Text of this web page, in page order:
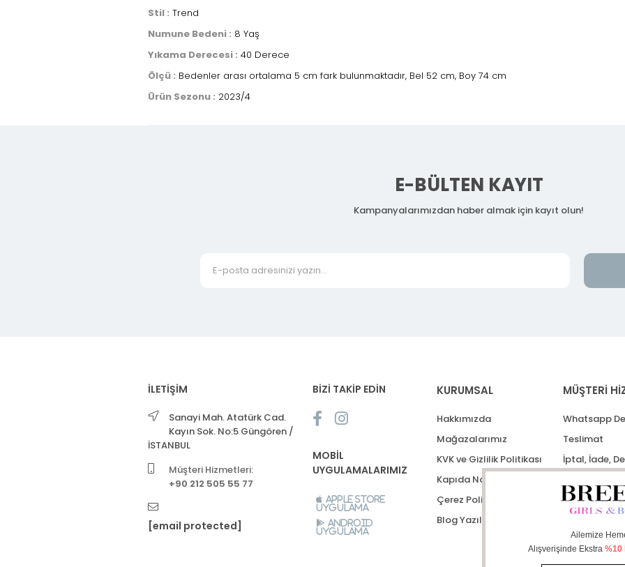
Stil : Trend
Numune Bedeni : 8 Yaş
Yıkama Derecesi : 40 Derece
Ölçü : Bedenler arası ortalama 5 cm fark bulunmaktadır, Bel 52 cm, Boy 74 cm
Ürün Sezonu : 2023/4
E-BÜLTEN KAYIT
Kampanyalarımızdan haber almak için kayıt olun!
İLETİŞİM
Sanayi Mah. Atatürk Cad.
Kayın Sok. No:5 Güngören /
İSTANBUL
Müşteri Hizmetleri:
+90 212 505 55 77
[email protected]
BİZİ TAKİP EDİN
MOBİL
UYGULAMALARIMIZ
Apple Store
Uygulama
Android
Uygulama
KURUMSAL
Hakkımızda
Mağazalarımız
KVK ve Gizlilik Politikası
Kapıda Nakit Ödeme
Çerez Politikası
Blog Yazıları
MÜŞTERİ
Whatsapp
Teslimat
İptal, İade,